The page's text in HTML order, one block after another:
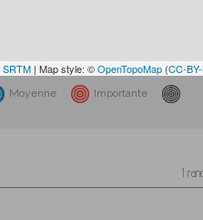
SRTM | Map style: ©OpenTopoMap (CC-
Moyenne
Importante
1